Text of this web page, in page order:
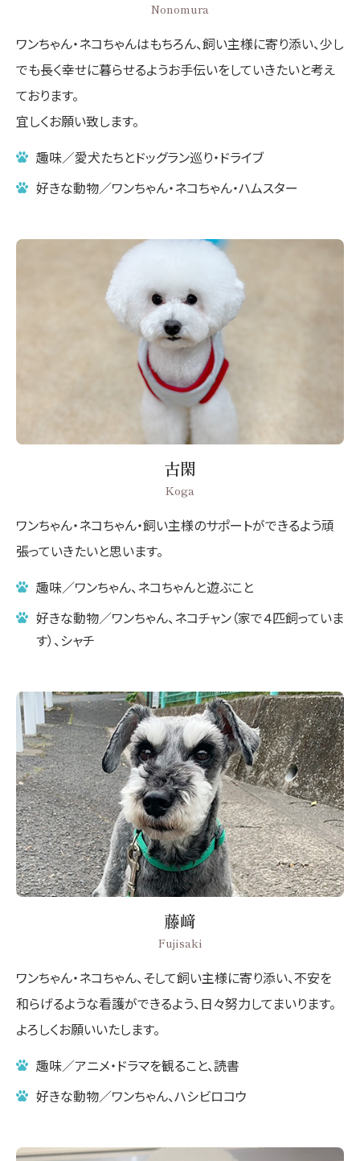
Nonomura
ワンちゃん・ネコちゃんはもちろん、飼い主様に寄り添い、少し
でも長く幸せに暮らせるようお手伝いをしていきたいと考え
ております。
宜しくお願い致します。
趣味／愛犬たちとドッグラン巡り・ドライブ
好きな動物／ワンちゃん・ネコちゃん・ハムスター
古閑
Koga
ワンちゃん・ネコちゃん・飼い主様のサポートができるよう頑
張っていきたいと思います。
趣味／ワンちゃん、ネコちゃんと遊ぶこと
好きな動物／ワンちゃん、ネコチャン（家で４匹飼っていま
す）、シャチ
藤﨑
Fujisaki
ワンちゃん・ネコちゃん、そして飼い主様に寄り添い、不安を
和らげるような看護ができるよう、日々努力してまいります。
よろしくお願いいたします。
趣味／アニメ・ドラマを観ること、読書
好きな動物／ワンちゃん、ハシビロコウ